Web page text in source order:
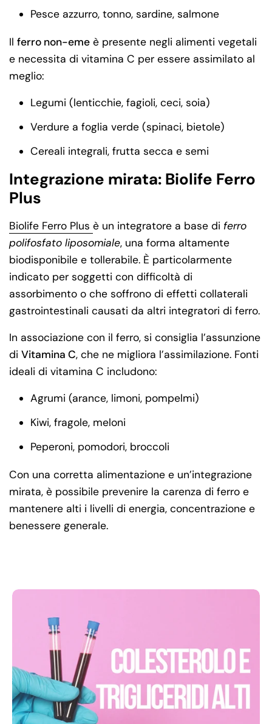
Pesce azzurro, tonno, sardine, salmone
Il ferro non-eme è presente negli alimenti vegetali
e necessita di vitamina C per essere assimilato al
meglio:
Legumi (lenticchie, fagioli, ceci, soia)
Verdure a foglia verde (spinaci, bietole)
Cereali integrali, frutta secca e semi
Integrazione mirata: Biolife Ferro
Plus
Biolife Ferro Plus è un integratore a base di ferro
polifosfato liposomiale, una forma altamente
biodisponibile e tollerabile. È particolarmente
indicato per soggetti con difficoltà di
assorbimento o che soffrono di effetti collaterali
gastrointestinali causati da altri integratori di ferro.
In associazione con il ferro, si consiglia l’assunzione
di Vitamina C, che ne migliora l’assimilazione. Fonti
ideali di vitamina C includono:
Agrumi (arance, limoni, pompelmi)
Kiwi, fragole, meloni
Peperoni, pomodori, broccoli
Con una corretta alimentazione e un’integrazione
mirata, è possibile prevenire la carenza di ferro e
mantenere alti i livelli di energia, concentrazione e
benessere generale.